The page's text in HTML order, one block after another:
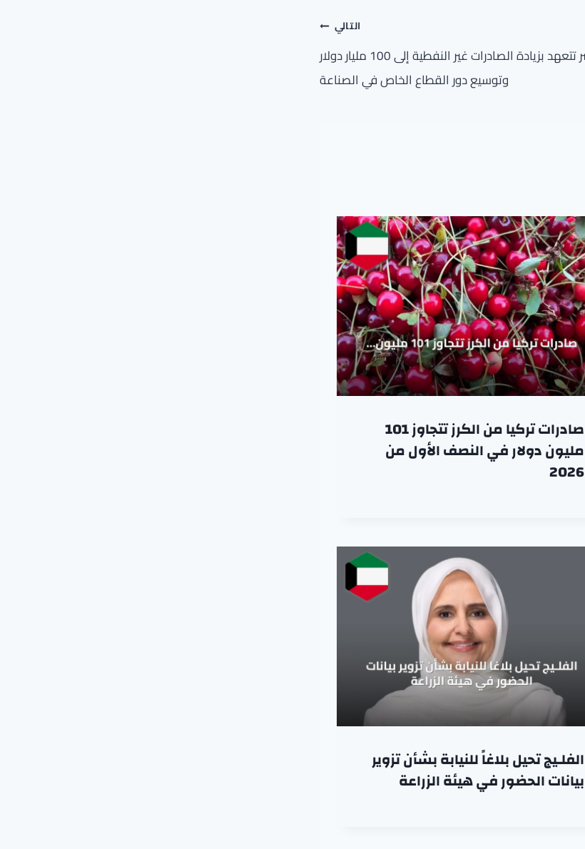
التالي
مصر تتعهد بزيادة الصادرات غير النفطية إلى 100 مليار دولار
وتوسيع دور القطاع الخاص في الصناعة
صادرات تركيا من الكرز تتجاوز 101
مليون دولار في النصف الأول من
2026
الفلـيج تحيل بلاغاً للنيابة بشأن تزوير
بيانات الحضور في هيئة الزراعة